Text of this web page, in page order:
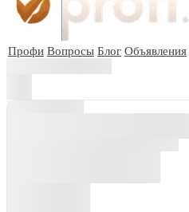
Профи Вопросы Блог Объявления